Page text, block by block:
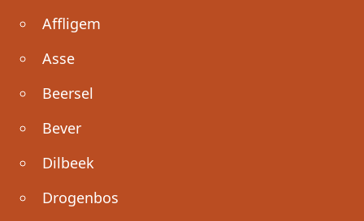
Affligem
Asse
Beersel
Bever
Dilbeek
Drogenbos